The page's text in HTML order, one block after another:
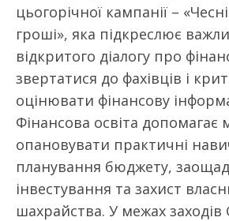
цьогорічної кампанії –
гроші», яка підкреслює
відкритого діалогу про
звертатися до фахівців і
оцінювати фінансову
Фінансова освіта допомагає
опановувати практичні
планування бюджету,
інвестування та захист
шахрайства. У межах заходів